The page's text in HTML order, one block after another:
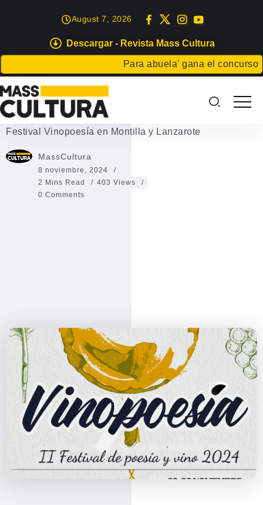
Descargar - Revista Mass Cultura
Para abuela’ gana el concurso
August 7, 2026
EVENTOS
Festival Vinopoesía en Montilla y
Lanzarote
Festival Vinopoesía en Montilla y Lanzarote
MassCultura
8 noviembre, 2024
2 Mins Read
403 Views
0 Comments